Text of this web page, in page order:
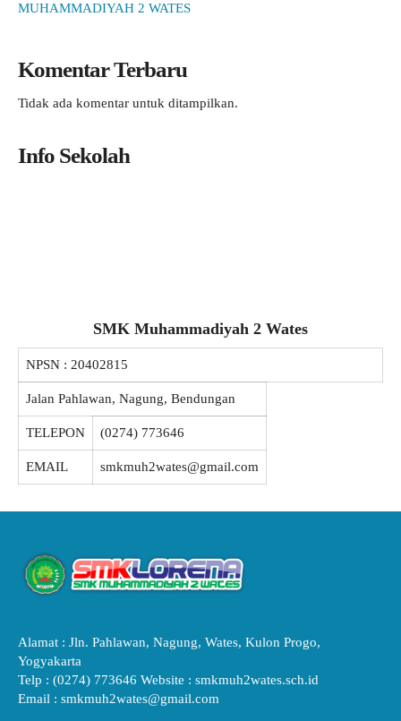
MUHAMMADIYAH 2 WATES
Komentar Terbaru
Tidak ada komentar untuk ditampilkan.
Info Sekolah
SMK Muhammadiyah 2 Wates
NPSN : 20402815
Jalan Pahlawan, Nagung, Bendungan
TELEPON (0274) 773646
EMAIL smkmuh2wates@gmail.com
Alamat : Jln. Pahlawan, Nagung, Wates, Kulon Progo,
Yogyakarta
Telp : (0274) 773646 Website : smkmuh2wates.sch.id
Email : smkmuh2wates@gmail.com